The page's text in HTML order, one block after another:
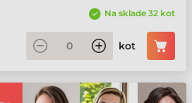
Na sklade 32 kot
kot